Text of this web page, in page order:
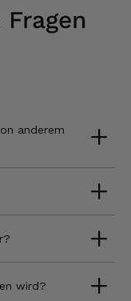
anderem
wird?